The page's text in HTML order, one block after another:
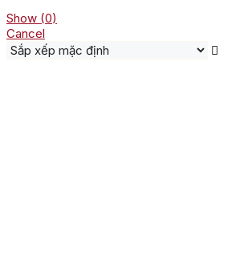
Show (0)
Cancel